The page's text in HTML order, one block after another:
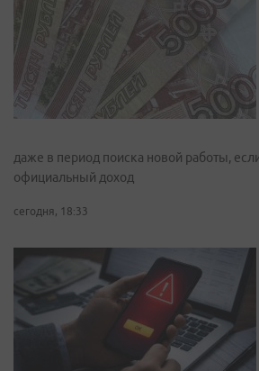
даже в период поиска новой работы,
официальный доход
сегодня, 18:33